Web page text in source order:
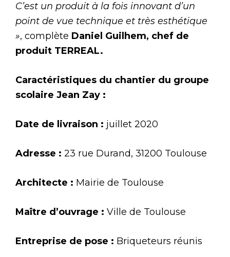
C’est un produit à la fois innovant d’un
point de vue technique et très esthétique
», complète Daniel Guilhem, chef de
produit TERREAL.
Caractéristiques du chantier du groupe
scolaire Jean Zay :
Date de livraison : juillet 2020
Adresse : 23 rue Durand, 31200 Toulouse
Architecte : Mairie de Toulouse
Maître d’ouvrage : Ville de Toulouse
Entreprise de pose : Briqueteurs réunis